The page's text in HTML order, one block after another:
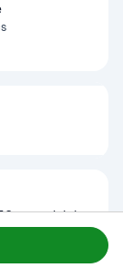
pcs adalah
dan